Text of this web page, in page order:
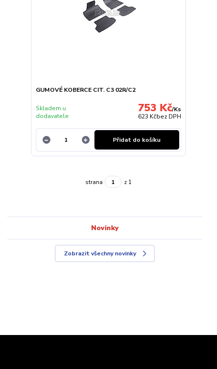
GUMOVÉ KOBERCE CIT. C3 02R/C2
753 Kč/Ks
623 Kčbez DPH
Skladem u
dodavatele
Přidat do košíku
strana z 1
Novinky
Zobrazit všechny novinky